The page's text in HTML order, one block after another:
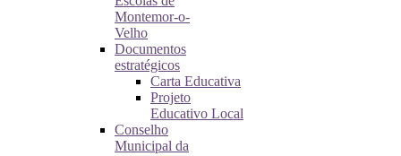
Montemor-o-
Velho
Documentos
estratégicos
Carta Educativa
Projeto
Educativo Local
Conselho
Municipal da